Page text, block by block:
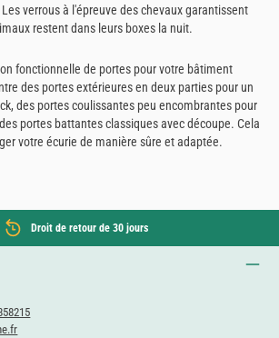
verrous à l'épreuve des chevaux garantissent
restent dans leurs boxes la nuit.
fonctionnelle de portes pour votre bâtiment
des portes extérieures en deux parties pour un
des portes coulissantes peu encombrantes pour
portes battantes classiques avec découpe. Cela
votre écurie de manière sûre et adaptée.
Droit de retour de 30 jours